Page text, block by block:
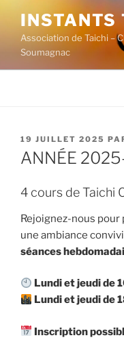
contenu
principal
INSTANTS
Association de Taichi –
Soumagnac
PUBLIÉ
LE
19 JUILLET 2025
ANNÉE
4 cours de Taichi
Rejoignez-nous pour
une ambiance
séances
Lundi et jeudi de
Lundi et jeudi de
Inscription